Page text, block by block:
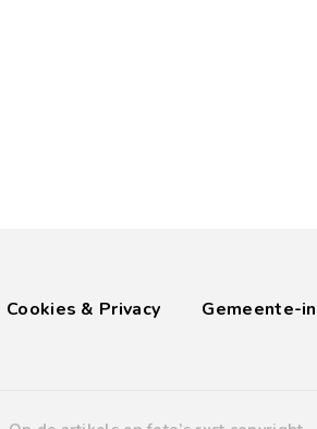
Cookies & Privacy Gemeente-